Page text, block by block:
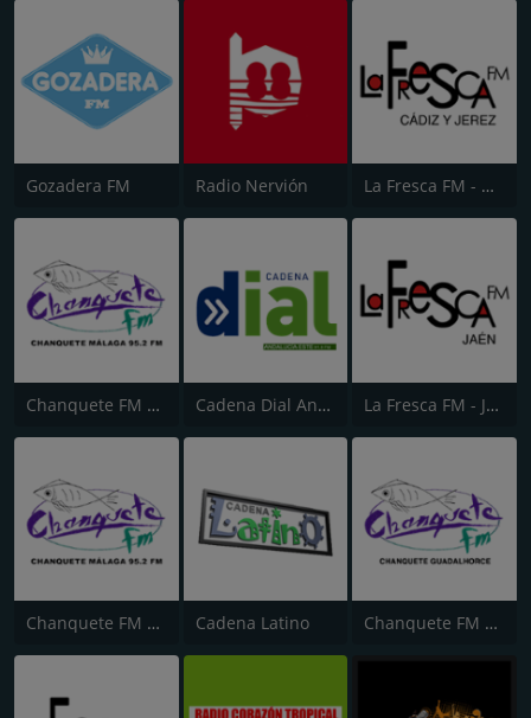
Gozadera FM Radio Nervión La Fresca FM - Cádiz y Jerez
Chanquete FM Málaga Cadena Dial Andalucía Este 91.8 La Fresca FM - Jaén
Chanquete FM Costa del Sol Cadena Latino Chanquete FM Guadalhorce